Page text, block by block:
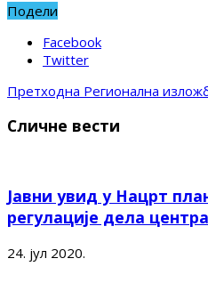
Подели
Facebook
Twitter
Претходна Регионална
Сличне вести
Јавни увид у Нацрт
регулације дела
24. јул 2020.